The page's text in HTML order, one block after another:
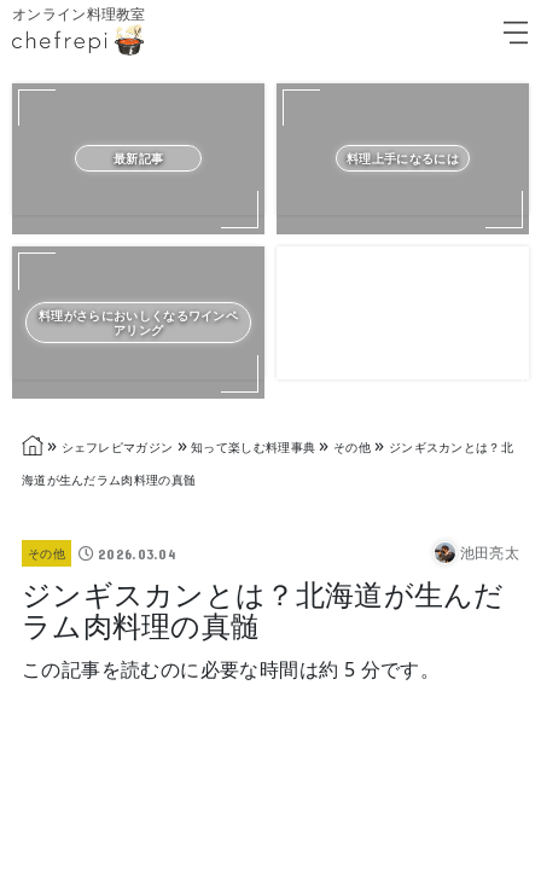
オンライン料理教室
最新記事 料理上手になるには
料理がさらにおいしくなるワインペ
アリング
» シェフレピマガジン » 知って楽しむ料理事典 » その他 » ジンギスカンとは？北
海道が生んだラム肉料理の真髄
その他 2026.03.04 池田亮太
ジンギスカンとは？北海道が生んだ
ラム肉料理の真髄
この記事を読むのに必要な時間は約 5 分です。